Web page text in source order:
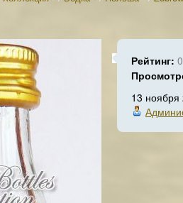
Рейтинг: 0
13 ноября